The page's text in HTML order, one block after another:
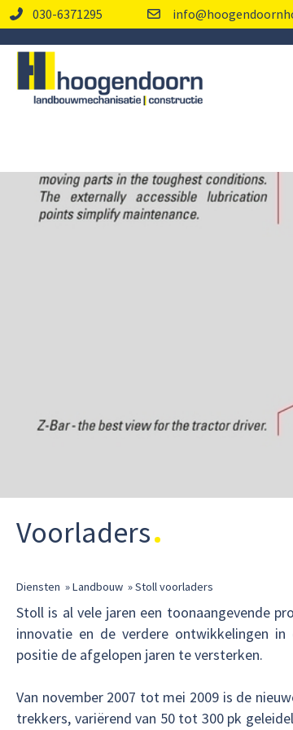
030-6371295
Voorladers
Diensten »Landbouw »Stoll voorladers
Stoll is al vele jaren een toonaangevende
innovatie en de verdere ontwikkelingen
positie de afgelopen jaren te versterken.
Van november 2007 tot mei 2009 is de
trekkers, variërend van 50 tot 300 pk